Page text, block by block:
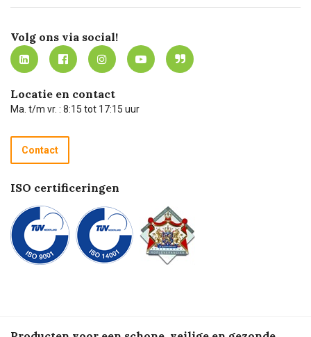
Werken bij Carel Lurvink
MVO
Mijn Carel Lurvink
Mijn Carel Lurvink instructievideo's
Carel Lurvink App
Hulp op afstand
Technische dienst
Recycle programma
Betalen
Innovation LAB
Tevreden klanten
Carel Lurvink Blog
Carel de podcast
Volg ons via social!
Locatie en contact
Ma. t/m vr. : 8:15 tot 17:15 uur
Contact
ISO certificeringen